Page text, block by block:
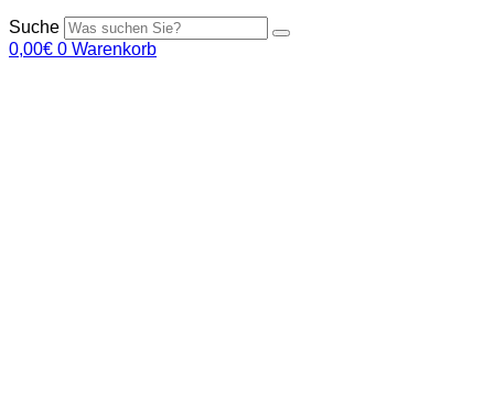
Suche
0,00€ 0 Warenkorb